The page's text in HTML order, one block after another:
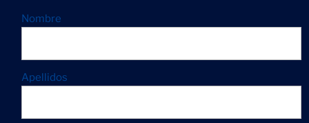
Nombre
Apellidos